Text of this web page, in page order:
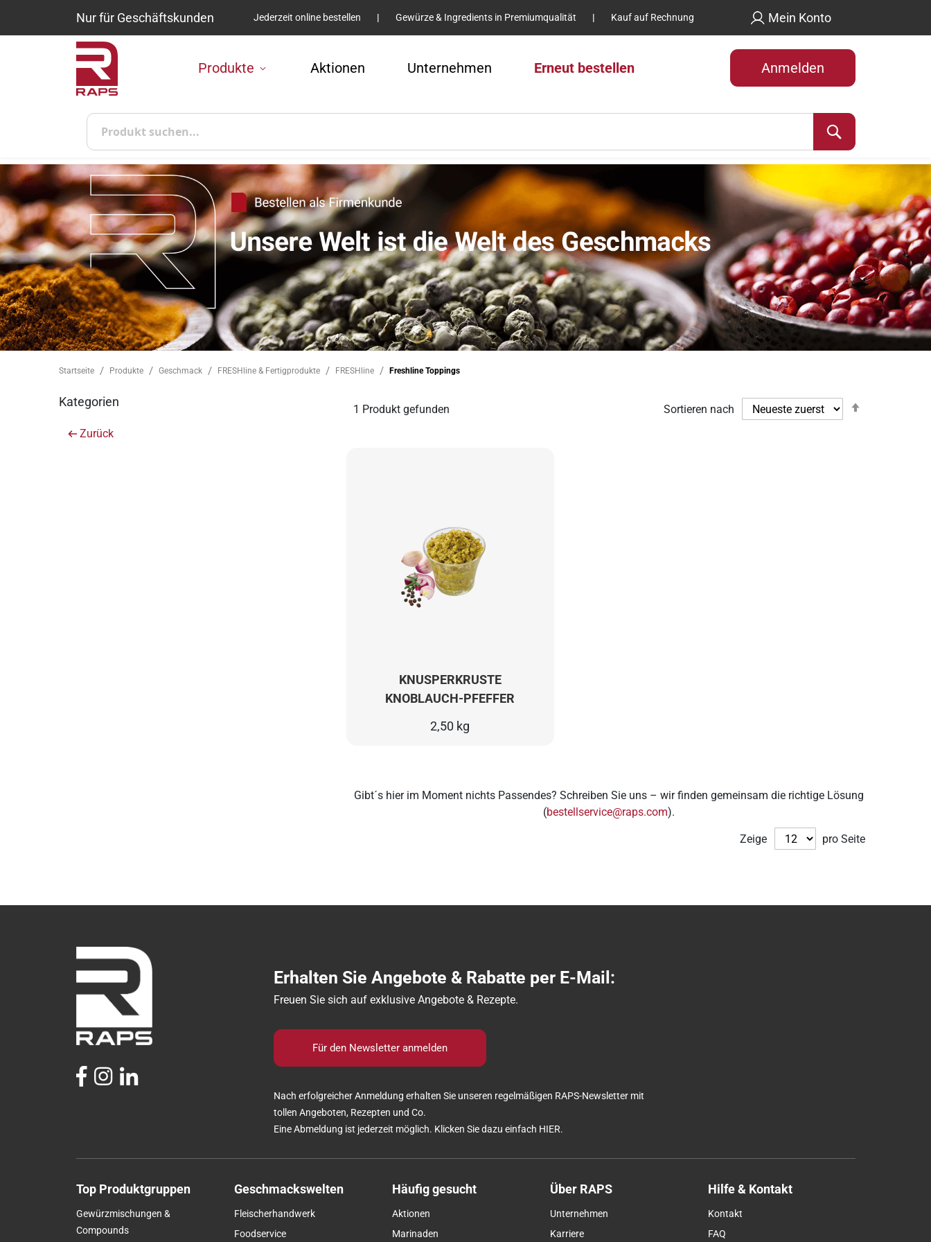
Nur für Geschäftskunden Jederzeit online bestellen | Gewürze & Ingredients in Premiumqualität | Kauf auf Rechnung Mein Konto
Zum Inhalt springen
Produkte Aktionen Unternehmen Erneut bestellen Anmelden
Suche
Startseite Produkte Geschmack FRESHline & Fertigprodukte FRESHline Freshline Toppings
1 Produkt gefunden Sortieren nach
KNUSPERKRUSTE
KNOBLAUCH-PFEFFER
2,50 kg
Gibt´s hier im Moment nichts Passendes? Schreiben Sie uns – wir finden gemeinsam die richtige Lösung
(bestellservice@raps.com).
Zeige pro Seite
Kategorien
Zurück
Erhalten Sie Angebote & Rabatte per E-Mail:
Freuen Sie sich auf exklusive Angebote & Rezepte.
Für den Newsletter anmelden
Nach erfolgreicher Anmeldung erhalten Sie unseren regelmäßigen RAPS-Newsletter mit
tollen Angeboten, Rezepten und Co.
Eine Abmeldung ist jederzeit möglich. Klicken Sie dazu einfach HIER.
Top Produktgruppen
Gewürzmischungen &
Compounds
Geschmackswelten
Fleischerhandwerk
Foodservice
Häufig gesucht
Aktionen
Marinaden
Über RAPS
Unternehmen
Karriere
Hilfe & Kontakt
Kontakt
FAQ